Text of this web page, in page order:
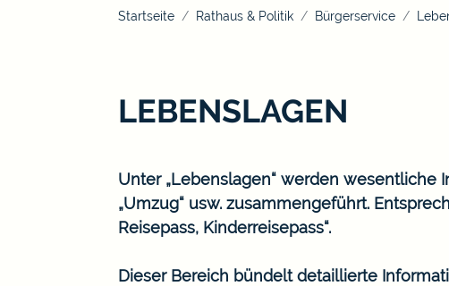
Startseite Rathaus & Politik Bürgerservice
LEBENSLAGEN
Unter „Lebenslagen“ werden wesentliche
„Umzug“ usw. zusammengeführt.
Reisepass, Kinderreisepass“.
Dieser Bereich bündelt detaillierte